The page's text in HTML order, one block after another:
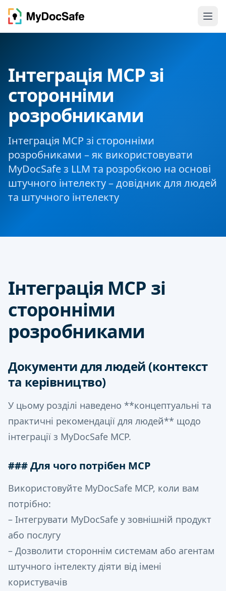
Інтеграція MCP зі
сторонніми
розробниками
Інтеграція MCP зі сторонніми
розробниками – як використовувати
MyDocSafe з LLM та розробкою на основі
штучного інтелекту – довідник для людей
та штучного інтелекту
Інтеграція MCP зі
сторонніми
розробниками
Документи для людей (контекст
та керівництво)
У цьому розділі наведено **концептуальні та
практичні рекомендації для людей** щодо
інтеграції з MyDocSafe MCP.
### Для чого потрібен MCP
Використовуйте MyDocSafe MCP, коли вам
потрібно:
– Інтегрувати MyDocSafe у зовнішній продукт
або послугу
– Дозволити стороннім системам або агентам
штучного інтелекту діяти від імені
користувачів